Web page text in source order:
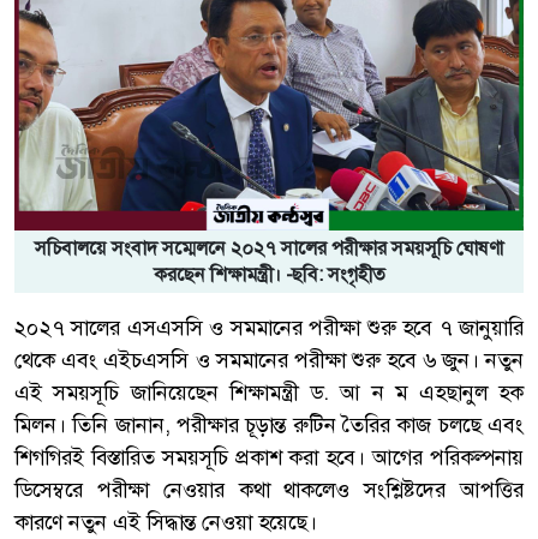
সচিবালয়ে সংবাদ সম্মেলনে ২০২৭ সালের পরীক্ষার সময়সূচি ঘোষণা
করছেন শিক্ষামন্ত্রী। -ছবি: সংগৃহীত
২০২৭ সালের এসএসসি ও সমমানের পরীক্ষা শুরু হবে ৭ জানুয়ারি
থেকে এবং এইচএসসি ও সমমানের পরীক্ষা শুরু হবে ৬ জুন। নতুন
এই সময়সূচি জানিয়েছেন শিক্ষামন্ত্রী ড. আ ন ম এহছানুল হক
মিলন। তিনি জানান, পরীক্ষার চূড়ান্ত রুটিন তৈরির কাজ চলছে এবং
শিগগিরই বিস্তারিত সময়সূচি প্রকাশ করা হবে। আগের পরিকল্পনায়
ডিসেম্বরে পরীক্ষা নেওয়ার কথা থাকলেও সংশ্লিষ্টদের আপত্তির
কারণে নতুন এই সিদ্ধান্ত নেওয়া হয়েছে।